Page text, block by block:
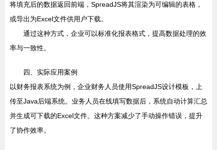
将填充后的数据返回前端，SpreadJS将其渲染为可编辑的表格，
或导出为Excel文件供用户下载。
通过这种方式，企业可以标准化报表格式，提高数据处理的效
率与一致性。
四、实际应用案例
以财务报表系统为例，企业财务人员使用SpreadJS设计模板，上
传至Java后端系统。业务人员在线填写数据后，系统自动计算汇总
并生成可下载的Excel文件。这种方案减少了手动操作错误，提升
了协作效率。